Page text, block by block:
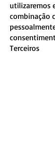
utilizaremos
combinação
Terceiros